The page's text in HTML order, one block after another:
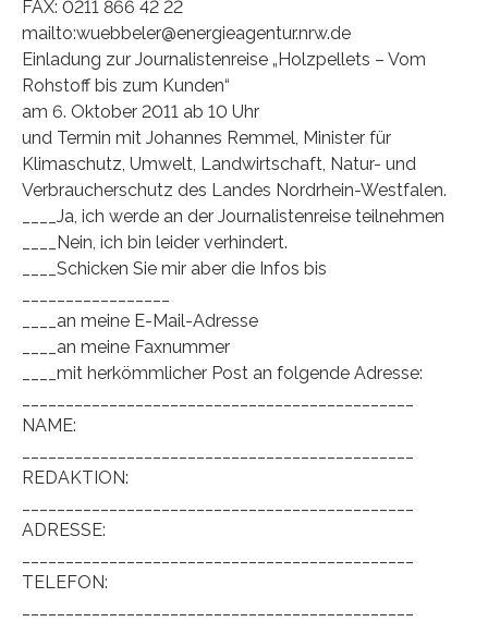
FAX: 0211 866 42 22
mailto:wuebbeler@energieagentur.nrw.de
Einladung zur Journalistenreise „Holzpellets – Vom
Rohstoff bis zum Kunden“
am 6. Oktober 2011 ab 10 Uhr
und Termin mit Johannes Remmel, Minister für
Klimaschutz, Umwelt, Landwirtschaft, Natur- und
Verbraucherschutz des Landes Nordrhein-Westfalen.
____Ja, ich werde an der Journalistenreise teilnehmen
____Nein, ich bin leider verhindert.
____Schicken Sie mir aber die Infos bis
____an meine E-Mail-Adresse
____an meine Faxnummer
____mit herkömmlicher Post an folgende Adresse:
NAME:
REDAKTION:
ADRESSE:
TELEFON: